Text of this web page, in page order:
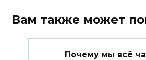
Вам также может
Почему мы всё